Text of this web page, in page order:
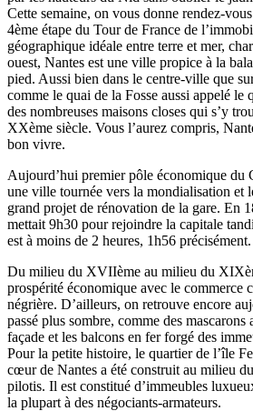
Cette semaine, on vous donne rendez-
4ème étape du Tour de France de
géographique idéale entre terre et mer,
ouest, Nantes est une ville propice à la
pied. Aussi bien dans le centre-ville que
comme le quai de la Fosse aussi appelé le
des nombreuses maisons closes qui s’y
XXème siècle. Vous l’aurez compris,
bon vivre.
Aujourd’hui premier pôle économique du
une ville tournée vers la mondialisation et
grand projet de rénovation de la gare. En
mettait 9h30 pour rejoindre la capitale
est à moins de 2 heures, 1h56 précisément.
Du milieu du XVIIème au milieu du
prospérité économique avec le commerce
négrière. D’ailleurs, on retrouve encore
passé plus sombre, comme des
façade et les balcons en fer forgé des
Pour la petite histoire, le quartier de l’île
cœur de Nantes a été construit au milieu
pilotis. Il est constitué d’immeubles
la plupart à des négociants-armateurs.